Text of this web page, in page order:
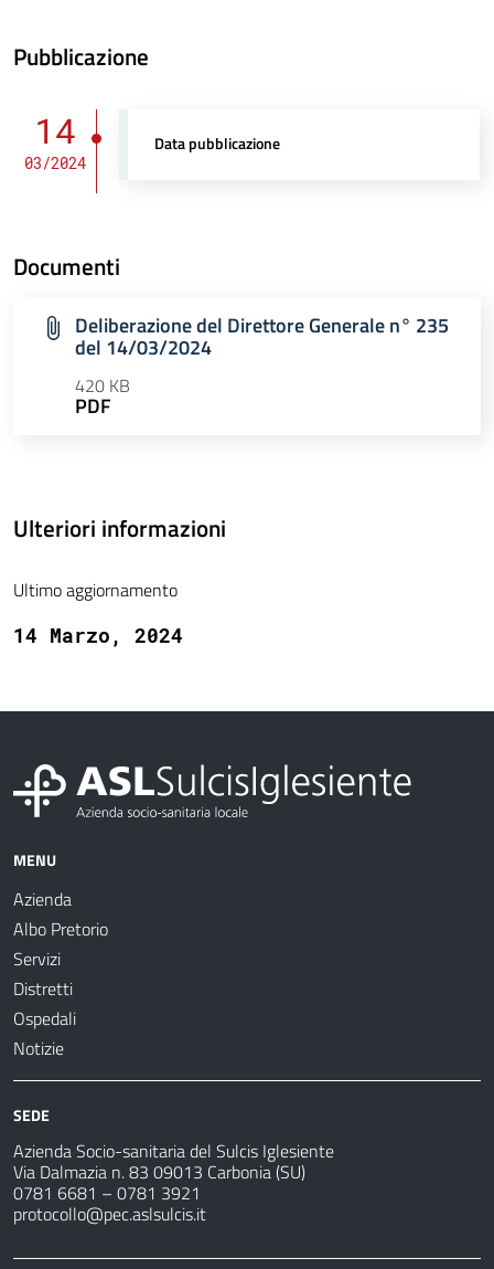
Pubblicazione
14
03/2024
Data pubblicazione
Documenti
Deliberazione del Direttore Generale n° 235
del 14/03/2024
420 KB
PDF
Ulteriori informazioni
Ultimo aggiornamento
14 Marzo, 2024
MENU
Azienda
Albo Pretorio
Servizi
Distretti
Ospedali
Notizie
SEDE
Azienda Socio-sanitaria del Sulcis Iglesiente
Via Dalmazia n. 83 09013 Carbonia (SU)
0781 6681 – 0781 3921
protocollo@pec.aslsulcis.it